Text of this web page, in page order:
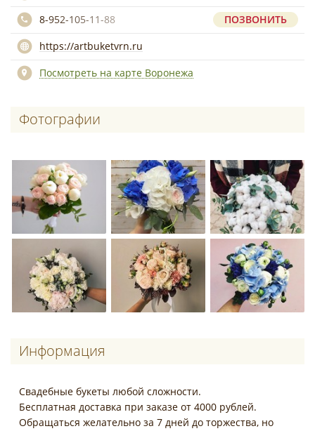
8-952-105-11-88
ПОЗВОНИТЬ
https://artbuketvrn.ru
Посмотреть на карте Воронежа
Информация
Свадебные букеты любой сложности.
Бесплатная доставка при заказе от 4000 рублей.
Обращаться желательно за 7 дней до торжества, но
Фотографии